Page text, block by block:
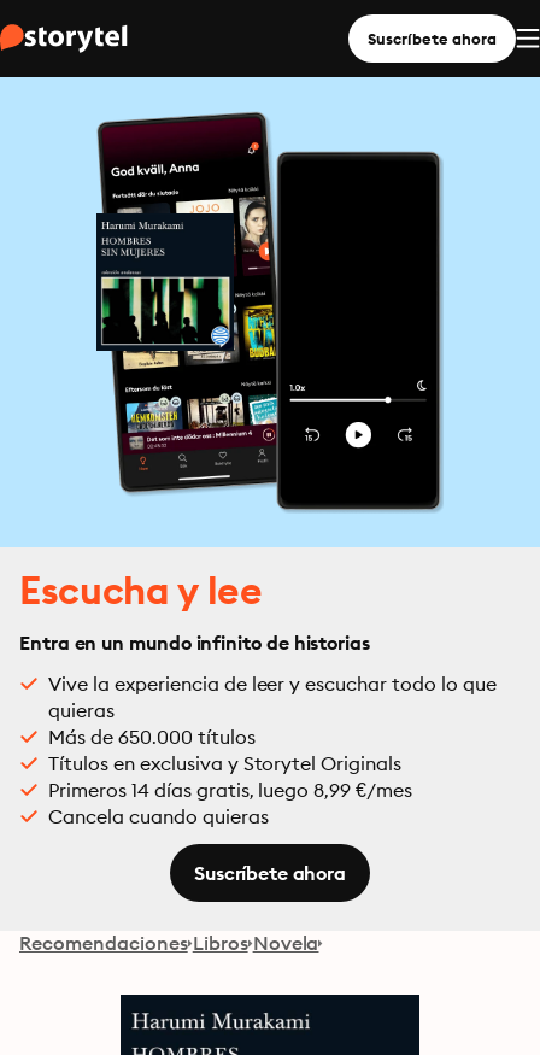
Suscríbete ahora
Escucha y lee
Entra en un mundo infinito de historias
Vive la experiencia de leer y escuchar todo lo que
quieras
Más de 650.000 títulos
Títulos en exclusiva y Storytel Originals
Primeros 14 días gratis, luego 8,99 €/mes
Cancela cuando quieras
Suscríbete ahora
Recomendaciones Libros Novela